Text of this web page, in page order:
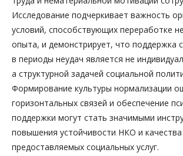
Исследование подчеркивает важность
условий, способствующих переработке
опыта, и демонстрирует, что поддержка
в периоды неудач является не
а структурной задачей социальной
Формирование культуры нормализации
горизонтальных связей и обеспечение
поддержки могут стать значимыми
повышения устойчивости НКО и качества
предоставляемых социальных услуг.